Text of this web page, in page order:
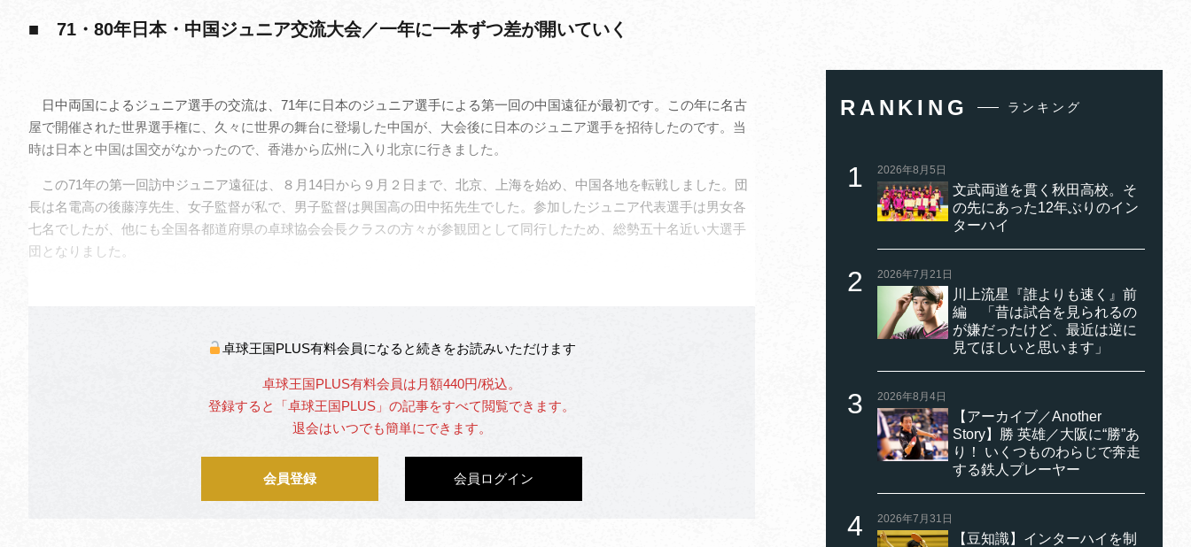
■ 71・80年日本・中国ジュニア交流大会／一年に一本ずつ差が開いていく
日中両国によるジュニア選手の交流は、71年に日本のジュニア選手による第一回の中国遠征が最初です。この年に名古
屋で開催された世界選手権に、久々に世界の舞台に登場した中国が、大会後に日本のジュニア選手を招待したのです。当
時は日本と中国は国交がなかったので、香港から広州に入り北京に行きました。
この71年の第一回訪中ジュニア遠征は、８月14日から９月２日まで、北京、上海を始め、中国各地を転戦しました。団
長は名電高の後藤淳先生、女子監督が私で、男子監督は興国高の田中拓先生でした。参加したジュニア代表選手は男女各
七名でしたが、他にも全国各都道府県の卓球協会会長クラスの方々が参観団として同行したため、総勢五十名近い大選手
団となりました。
卓球王国PLUS有料会員になると続きをお読みいただけます
卓球王国PLUS有料会員は月額440円/税込。
登録すると「卓球王国PLUS」の記事をすべて閲覧できます。
退会はいつでも簡単にできます。
会員登録 会員ログイン
RANKING ランキング
2026年8月5日
文武両道を貫く秋田高校。そ
の先にあった12年ぶりのイン
ターハイ
2026年7月21日
川上流星『誰よりも速く』前
編 「昔は試合を見られるの
が嫌だったけど、最近は逆に
見てほしいと思います」
2026年8月4日
【アーカイブ／Another
Story】勝 英雄／大阪に“勝”あ
り！ いくつものわらじで奔走
する鉄人プレーヤー
2026年7月31日
【豆知識】インターハイを制